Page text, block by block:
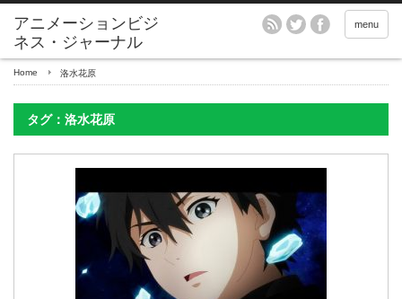
アニメーションビジ
ネス・ジャーナル
menu
Home 洛水花原
タグ：洛水花原